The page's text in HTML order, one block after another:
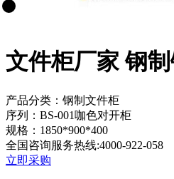
文件柜厂家 钢
产品分类：钢制文件柜
序列：BS-001咖色对开柜
规格：1850*900*400
全国咨询服务热线:4000-922-058
立即采购